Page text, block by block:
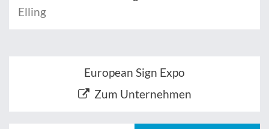
Elling
European Sign Expo
Zum Unternehmen